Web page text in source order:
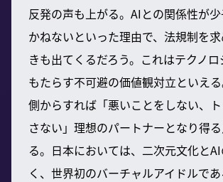
反発の声も上がる。AIとの関係性が
かねないといった理由で、法規制を
きも出てくるだろう。これはテクノ
もたらす不可避の価値観対立といえ
側からすれば「悪いことをしない、
さない」理想のパートナーとなり得
る。日本においては、二次元文化と
く、世界初のバーチャルアイドルで